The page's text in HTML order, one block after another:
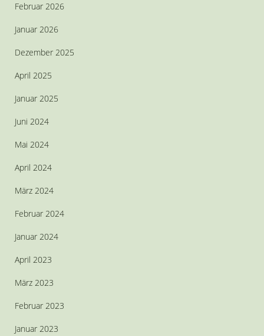
Februar 2026
Januar 2026
Dezember 2025
April 2025
Januar 2025
Juni 2024
Mai 2024
April 2024
März 2024
Februar 2024
Januar 2024
April 2023
März 2023
Februar 2023
Januar 2023